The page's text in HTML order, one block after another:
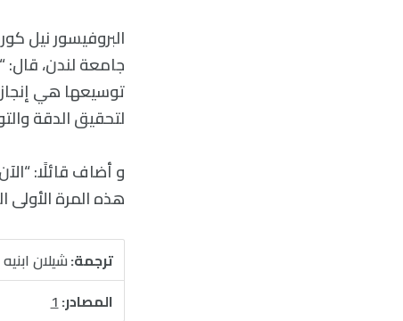
البروفيسور نيل
جامعة لندن، قال:
توسيعها هي
لتحقيق الدقة
و أضاف قائلًا:
هذه المرة
ترجمة:شيلان ابنيه
المصادر:1